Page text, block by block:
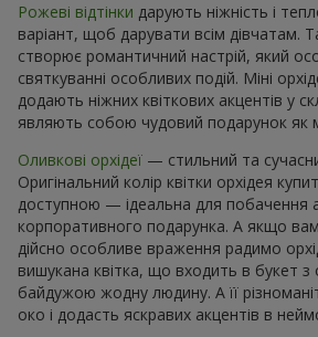
Рожеві відтінки дарують ніжність і
варіант, щоб дарувати всім дівчатам.
створює романтичний настрій, який
святкуванні особливих подій. Міні
додають ніжних квіткових акцентів у
являють собою чудовий подарунок як
Оливкові орхідеї — стильний та
Оригінальний колір квітки орхідея
доступною — ідеальна для побачення
корпоративного подарунка. А якщо
дійсно особливе враження радимо
вишукана квітка, що входить в букет з
байдужою жодну людину. А її
око і додасть яскравих акцентів в